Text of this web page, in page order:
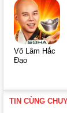
Võ Lâm Hắc
Đạo
TIN CÙNG